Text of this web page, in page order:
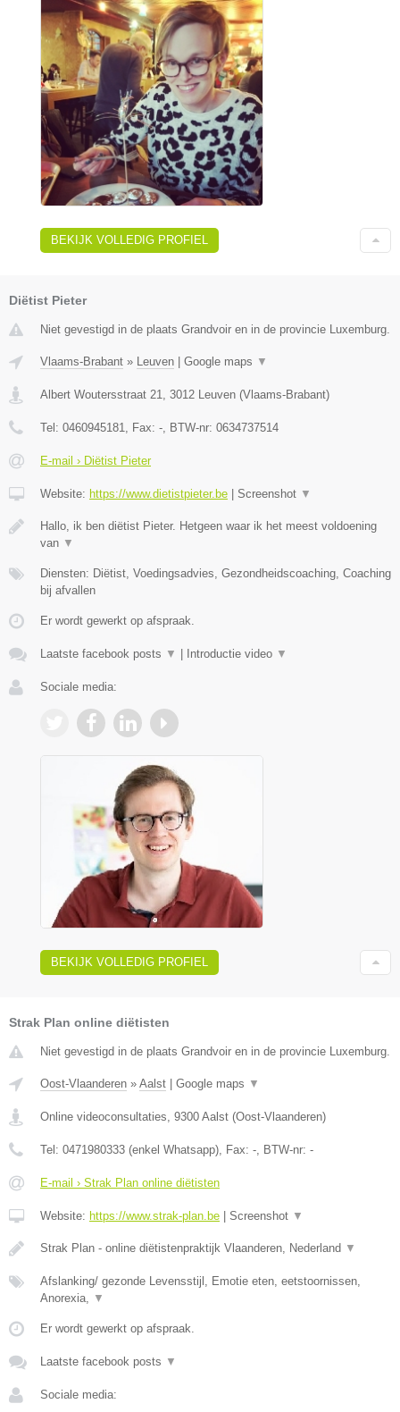
BEKIJK VOLLEDIG PROFIEL
Diëtist Pieter
Niet gevestigd in de plaats Grandvoir en in de provincie Luxemburg.
Vlaams-Brabant » Leuven | Google maps ▼
Albert Woutersstraat 21 3012 Leuven (Vlaams-Brabant)
Tel: 0460945181 , Fax: - , BTW-nr: 0634737514
E-mail › Diëtist Pieter
Website: https://www.dietistpieter.be | Screenshot ▼
Hallo, ik ben diëtist Pieter. Hetgeen waar ik het meest voldoening
van ▼
Diensten: Diëtist, Voedingsadvies, Gezondheidscoaching, Coaching
bij afvallen
Er wordt gewerkt op afspraak.
Laatste facebook posts ▼ | Introductie video ▼
Sociale media:
BEKIJK VOLLEDIG PROFIEL
Strak Plan online diëtisten
Niet gevestigd in de plaats Grandvoir en in de provincie Luxemburg.
Oost-Vlaanderen » Aalst Google maps ▼
Online videoconsultaties, 9300 Aalst (Oost-Vlaanderen)
Tel: 0471980333 (enkel Whatsapp), Fax: -, BTW-nr: -
E-mail › Strak Plan online diëtisten
Website: https://www.strak-plan.be Screenshot ▼
Strak Plan - online diëtistenpraktijk Vlaanderen, Nederland ▼
Afslanking/ gezonde Levensstijl, Emotie eten, eetstoornissen,
Anorexia, ▼
Er wordt gewerkt op afspraak.
Laatste facebook posts ▼
Sociale media: